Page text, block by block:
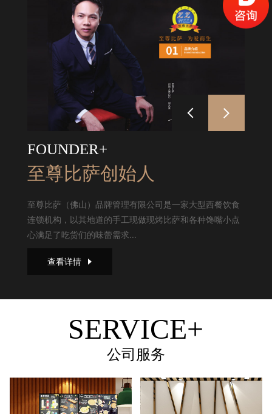
FOUNDER+
至尊比萨创始人
至尊比萨（佛山）品牌管理有限公司是一家大型西餐饮食
连锁机构，以其地道的手工现做现烤比萨和各种馋嘴小点
心满足了吃货们的味蕾需求...
查看详情
SERVICE+
公司服务